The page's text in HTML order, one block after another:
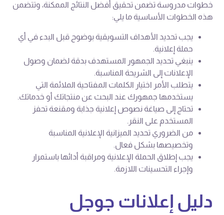
خطوات مدروسة تضمن تحقيق أفضل النتائج الممكنة، وتتضمن
هذه الخطوات الأساسية ما يلي:
يجب تحديد الأهداف التسويقية بوضوح قبل البدء في أي
حملة إعلانية.
ينبغي تحديد الجمهور المستهدف بدقة لضمان وصول
الإعلانات إلى الشريحة المناسبة.
يتطلب الأمر اختيار الكلمات المفتاحية الملائمة التي
يستخدمها جمهورك عند البحث عن منتجاتك أو خدماتك.
تحتاج إلى صياغة نصوص إعلانية جذابة ومقنعة تحفز
المستخدم على النقر.
من الضروري تحديد الميزانية الإعلانية المناسبة
وتخصيصها بشكل فعال.
يجب إطلاق الحملة الإعلانية ومراقبة أدائها باستمرار
وإجراء التحسينات اللازمة.
دليل إعلانات جوجل